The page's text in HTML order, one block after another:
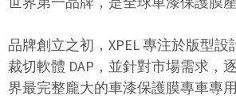
品牌創立之初，XPEL 專注於版型設
裁切軟體 DAP，並針對市場需求，
界最完整龐大的車漆保護膜專車專